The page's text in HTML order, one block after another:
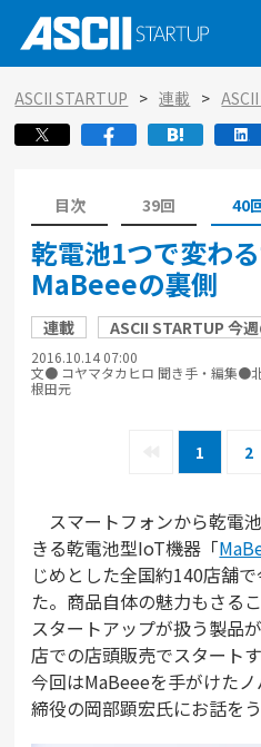
ASCII STARTUP 連載
目次 39回 40
乾電池1つで変わ
MaBeeeの裏側
連載 ASCII STARTUP 今
2016.10.14 07:00
文● コヤマタカヒロ 聞き手・編集●
根田元
1 2
スマートフォンから乾電
きる乾電池型IoT機器「
じめとした全国約140店舗
た。商品自体の魅力もさる
スタートアップが扱う製品
店での店頭販売でスタート
今回はMaBeeeを手がけた
締役の岡部顕宏氏にお話をう